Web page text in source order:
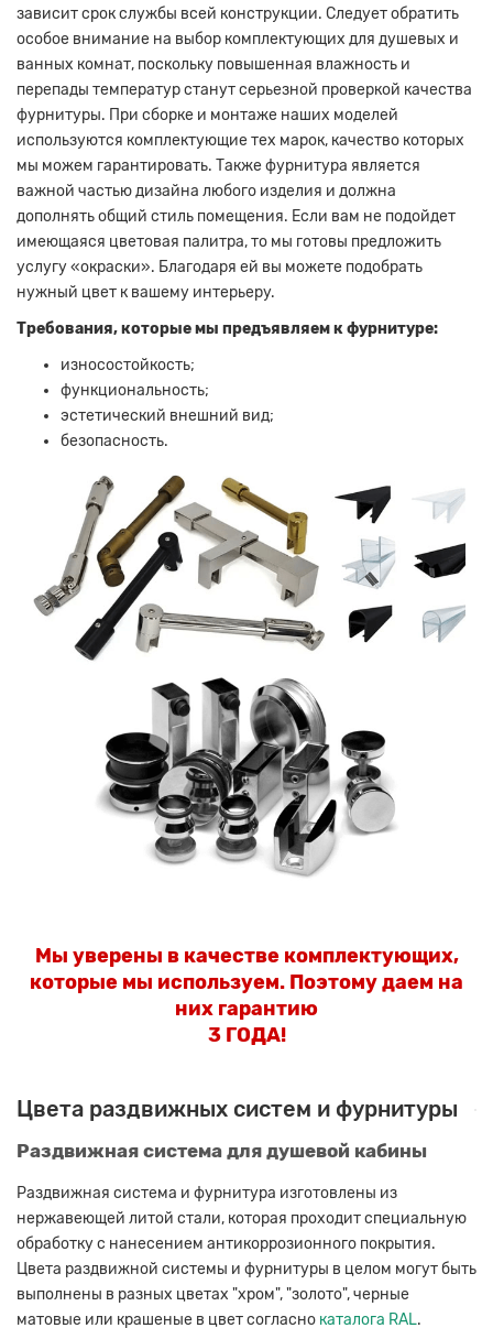
зависит срок службы всей конструкции. Следует обратить
особое внимание на выбор комплектующих для душевых и
ванных комнат, поскольку повышенная влажность и
перепады температур станут серьезной проверкой качества
фурнитуры. При сборке и монтаже наших моделей
используются комплектующие тех марок, качество которых
мы можем гарантировать. Также фурнитура является
важной частью дизайна любого изделия и должна
дополнять общий стиль помещения. Если вам не подойдет
имеющаяся цветовая палитра, то мы готовы предложить
услугу «окраски». Благодаря ей вы можете подобрать
нужный цвет к вашему интерьеру.
Требования, которые мы предъявляем к фурнитуре:
износостойкость;
функциональность;
эстетический внешний вид;
безопасность.
Мы уверены в качестве комплектующих,
которые мы используем. Поэтому даем на
них гарантию
3 ГОДА!
Цвета раздвижных систем и фурнитуры
Раздвижная система для душевой кабины
Раздвижная система и фурнитура изготовлены из
нержавеющей литой стали, которая проходит специальную
обработку с нанесением антикоррозионного покрытия.
Цвета раздвижной системы и фурнитуры в целом могут быть
выполнены в разных цветах "хром", "золото", черные
матовые или крашеные в цвет согласно каталога RAL.